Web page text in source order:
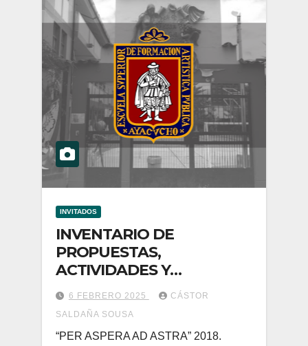
INVITADOS
INVENTARIO DE
PROPUESTAS,
ACTIVIDADES Y
PUBLICACIONES
RELACIONADAS CON LA
ESCUELA DE BELLAS
ARTES DE AYACUCHO
6 FEBRERO 2025
CÁSTOR
SALDAÑA SOUSA
“PER ASPERA AD ASTRA” 2018.